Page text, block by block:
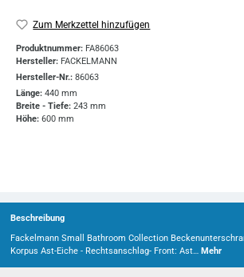
Zum Merkzettel hinzufügen
Produktnummer: FA86063
Hersteller: FACKELMANN
Hersteller-Nr.: 86063
Länge: 440 mm
Breite - Tiefe: 243 mm
Höhe: 600 mm
Beschreibung
Fackelmann Small Bathroom Collection
Korpus Ast-Eiche - Rechtsanschlag- Front: Ast… Mehr